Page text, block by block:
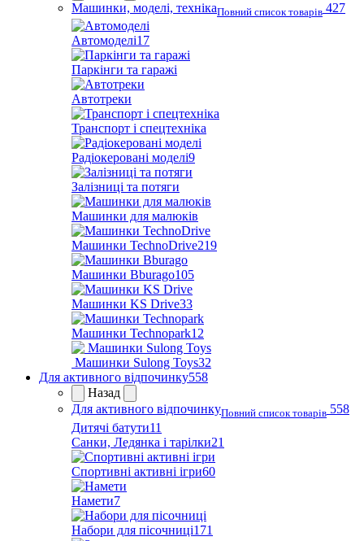
Машинки, моделі, технікаПовний список товарів 427
Автомоделі17
Паркінги та гаражі
Автотреки
Транспорт і спецтехніка
Радіокеровані моделі9
Залізниці та потяги
Машинки для малюків
Машинки TechnoDrive219
Машинки Bburago105
Машинки KS Drive33
Машинки Technopark12
Машинки Sulong Toys32
Для активного відпочинку558
Назад
Для активного відпочинкуПовний список товарів 558
Дитячі батути11
Санки, Ледянка і тарілки21
Спортивні активні ігри60
Намети7
Набори для пісочниці171